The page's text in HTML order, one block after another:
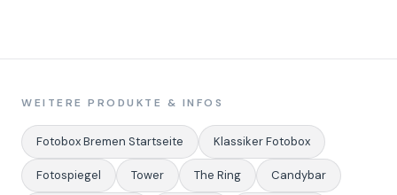
WEITERE PRODUKTE & INFOS
Fotobox Bremen Startseite Klassiker Fotobox
Fotospiegel Tower The Ring Candybar